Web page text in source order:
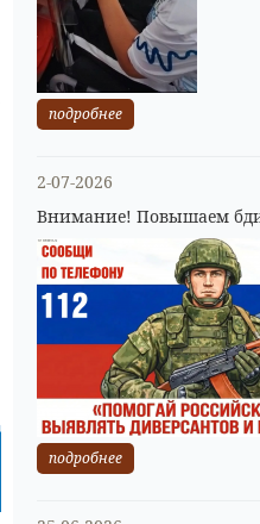
подробнее
2-07-2026
Внимание! Повышаем
подробнее